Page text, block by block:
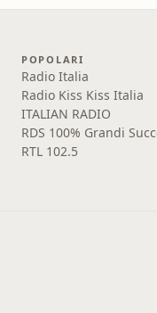
POPOLARI
Radio Italia
Radio Kiss Kiss Italia
ITALIAN RADIO
RDS 100% Grandi
RTL 102.5